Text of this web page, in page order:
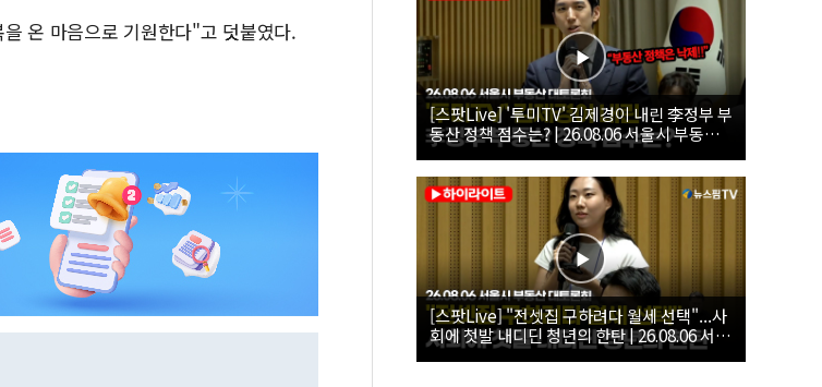
온 마음으로 기원한다"고 덧붙였다.
[스팟Live] '투미TV' 김제경이 내린 李정부 부
동산 정책 점수는? | 26.08.06 서울시 부동산
대토론회
[스팟Live] "전셋집 구하려다 월세 선택"...사
회에 첫발 내디딘 청년의 한탄 | 26.08.06 서울
시 부동산 대토론회